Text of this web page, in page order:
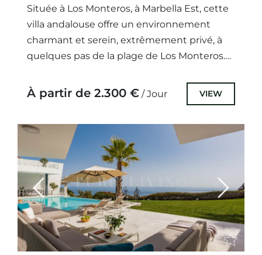
Située à Los Monteros, à Marbella Est, cette
villa andalouse offre un environnement
charmant et serein, extrêmement privé, à
quelques pas de la plage de Los Monteros.
À partir de 2.300 € / Jour VIEW
Previous Next